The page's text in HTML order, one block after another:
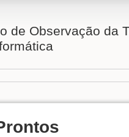
de Observação da